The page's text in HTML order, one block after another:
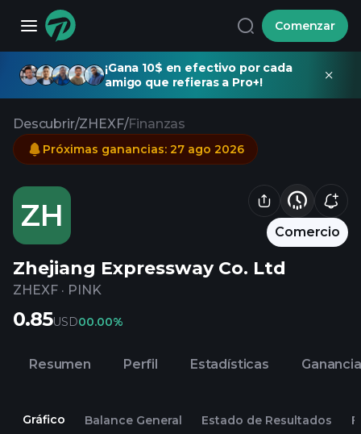
Comenzar
¡Gana 10$ en efectivo por cada
amigo que refieras a Pro+!
Descubrir/ZHEXF/Finanzas
ZH Comercio
Zhejiang Expressway Co. Ltd
ZHEXF · PINK
Próximas ganancias: 27 ago 2026
0.85USD00.00%
Resumen Perfil Estadísticas
Gráfico Balance General Estado de Resultados